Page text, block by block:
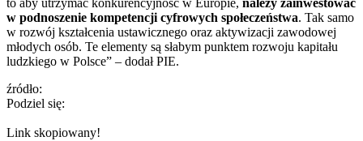
to aby utrzymać konkurencyjność w Europie, należy zainwestować
w podnoszenie kompetencji cyfrowych społeczeństwa. Tak samo
w rozwój kształcenia ustawicznego oraz aktywizacji zawodowej
młodych osób. Te elementy są słabym punktem rozwoju kapitału
ludzkiego w Polsce” – dodał PIE.
źródło:
Podziel się:
Link skopiowany!